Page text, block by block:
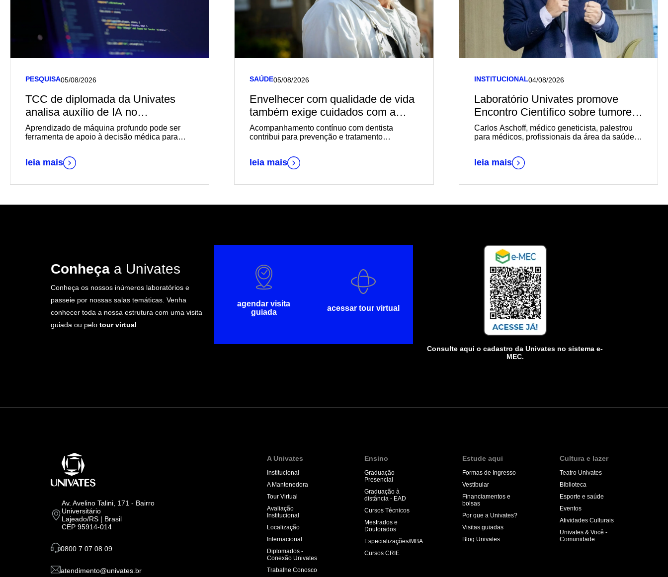
PESQUISA05/08/2026
TCC de diplomada da Univates
analisa auxílio de IA no
diagnóstico de câncer de mama
Aprendizado de máquina profundo pode ser
ferramenta de apoio à decisão médica para
leia mais
SAÚDE05/08/2026
Envelhecer com qualidade de vida
também exige cuidados com a
saúde bucal
Acompanhamento contínuo com dentista
contribui para prevenção e tratamento
leia mais
INSTITUCIONAL04/08/2026
Laboratório Univates promove
Encontro Científico sobre tumores
germinativos
Carlos Aschoff, médico geneticista, palestrou
para médicos, profissionais da área da saúde e
leia mais
Conheça a Univates
Conheça os nossos inúmeros laboratórios e
passeie por nossas salas temáticas. Venha
conhecer toda a nossa estrutura com uma visita
guiada ou pelo tour virtual
agendar visita
guiada
acessar tour virtual
Consulte aqui o cadastro da Univates no sistema e-
MEC.
Av. Avelino Talini, 171 - Bairro
Universitário
Lajeado/RS | Brasil
CEP 95914-014
0800 7 07 08 09
atendimento@univates.br
A Univates
Institucional
A Mantenedora
Tour Virtual
Avaliação
Institucional
Localização
Internacional
Diplomados -
Conexão Univates
Trabalhe Conosco
Ensino
Graduação
Presencial
Graduação à
distância - EAD
Cursos Técnicos
Mestrados e
Doutorados
Especializações/MBA
Cursos CRIE
Estude aqui
Formas de Ingresso
Vestibular
Financiamentos e
bolsas
Por que a Univates?
Visitas guiadas
Blog Univates
Cultura e lazer
Teatro Univates
Biblioteca
Esporte e saúde
Eventos
Atividades Culturais
Univates & Você -
Comunidade